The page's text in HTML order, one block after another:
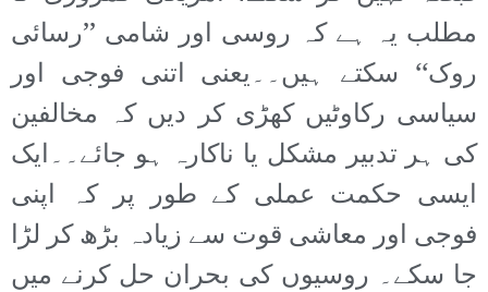
مطلب یہ ہے کہ روسی اور شامی ’’رسائی
روک‘‘ سکتے ہیں۔۔یعنی اتنی فوجی اور
سیاسی رکاوٹیں کھڑی کر دیں کہ مخالفین
کی ہر تدبیر مشکل یا ناکارہ ہو جائے۔۔ایک
ایسی حکمت عملی کے طور پر کہ اپنی
فوجی اور معاشی قوت سے زیادہ بڑھ کر لڑا
جا سکے۔ روسیوں کی بحران حل کرنے میں